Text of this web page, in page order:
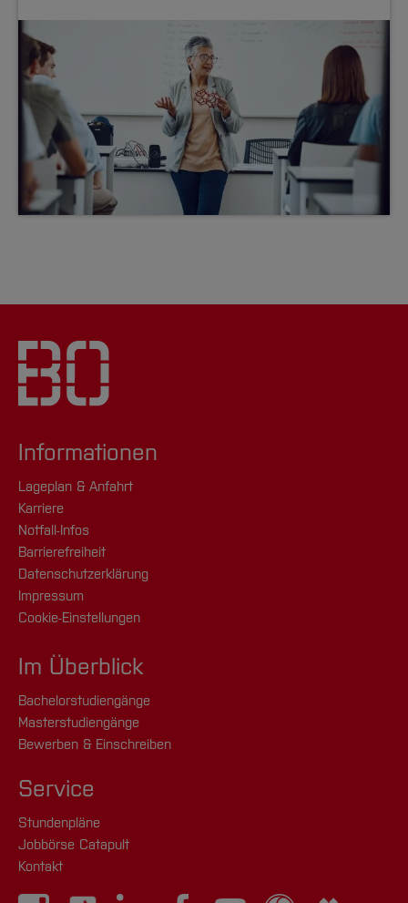
Informationen
Lageplan & Anfahrt
Karriere
Notfall-Infos
Barrierefreiheit
Datenschutzerklärung
Impressum
Cookie-Einstellungen
Im Überblick
Bachelorstudiengänge
Masterstudiengänge
Bewerben & Einschreiben
Service
Stundenpläne
Jobbörse Catapult
Kontakt